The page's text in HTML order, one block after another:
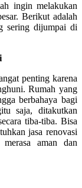
ingin melakukan
Berikut adalah
sering dijumpai di
penting karena
Rumah yang
berbahaya bagi
saja, ditakutkan
tiba-tiba. Bisa
jasa renovasi
aman dan